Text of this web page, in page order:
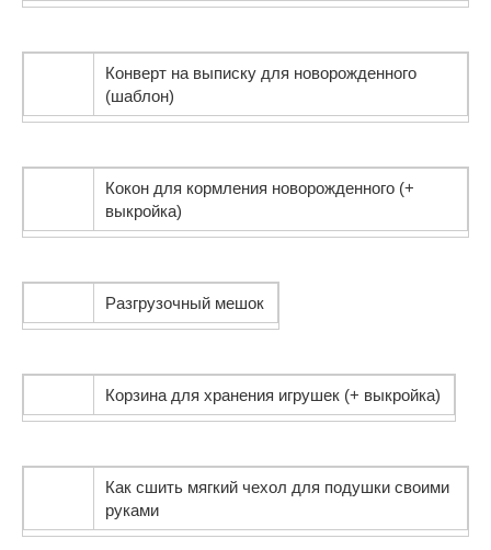
Конверт на выписку для новорожденного
(шаблон)
Кокон для кормления новорожденного (+
выкройка)
Разгрузочный мешок
Корзина для хранения игрушек (+ выкройка)
Как сшить мягкий чехол для подушки своими
руками